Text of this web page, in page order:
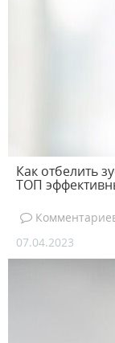
Как отбелить
ТОП
07.04.2023